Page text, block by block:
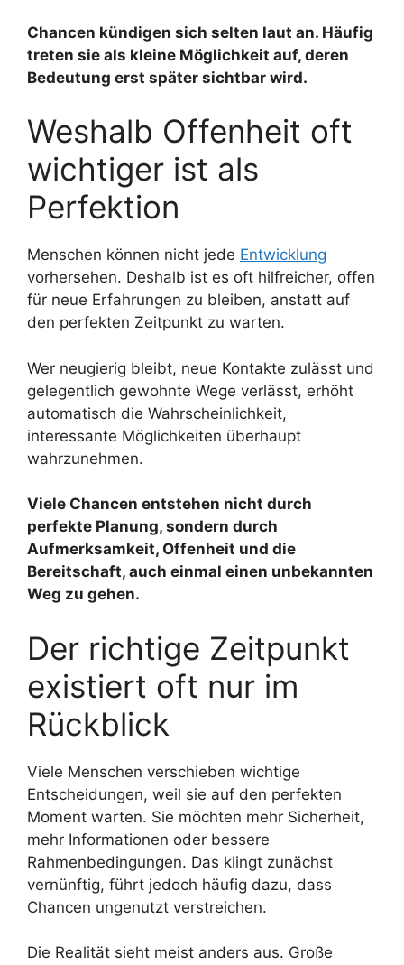
Chancen kündigen sich selten laut an. Häufig
treten sie als kleine Möglichkeit auf, deren
Bedeutung erst später sichtbar wird.
Weshalb Offenheit oft
wichtiger ist als
Perfektion
Menschen können nicht jede Entwicklung
vorhersehen. Deshalb ist es oft hilfreicher, offen
für neue Erfahrungen zu bleiben, anstatt auf
den perfekten Zeitpunkt zu warten.
Wer neugierig bleibt, neue Kontakte zulässt und
gelegentlich gewohnte Wege verlässt, erhöht
automatisch die Wahrscheinlichkeit,
interessante Möglichkeiten überhaupt
wahrzunehmen.
Viele Chancen entstehen nicht durch
perfekte Planung, sondern durch
Aufmerksamkeit, Offenheit und die
Bereitschaft, auch einmal einen unbekannten
Weg zu gehen.
Der richtige Zeitpunkt
existiert oft nur im
Rückblick
Viele Menschen verschieben wichtige
Entscheidungen, weil sie auf den perfekten
Moment warten. Sie möchten mehr Sicherheit,
mehr Informationen oder bessere
Rahmenbedingungen. Das klingt zunächst
vernünftig, führt jedoch häufig dazu, dass
Chancen ungenutzt verstreichen.
Die Realität sieht meist anders aus. Große